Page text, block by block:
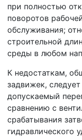
при полностью
поворотов
обслуживания;
строительной
среды в любом
К недостаткам,
задвижек,
допускаемый
сравнению с
срабатывания
гидравлического